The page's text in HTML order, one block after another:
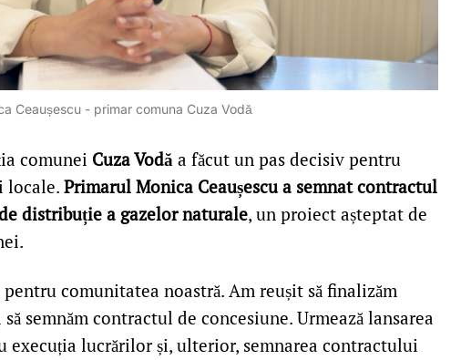
Ceaușescu - primar comuna Cuza Vodă
comunei Cuza Vodă a făcut un pas decisiv pentru
locale.Primarul Monica Ceaușescu a semnat contractul
distribuție a gazelor naturale, un proiect așteptat de
comunitatea noastră. Am reușit să finalizăm
semnăm contractul de concesiune. Urmează lansarea
lucrărilor și, ulterior, semnarea contractului